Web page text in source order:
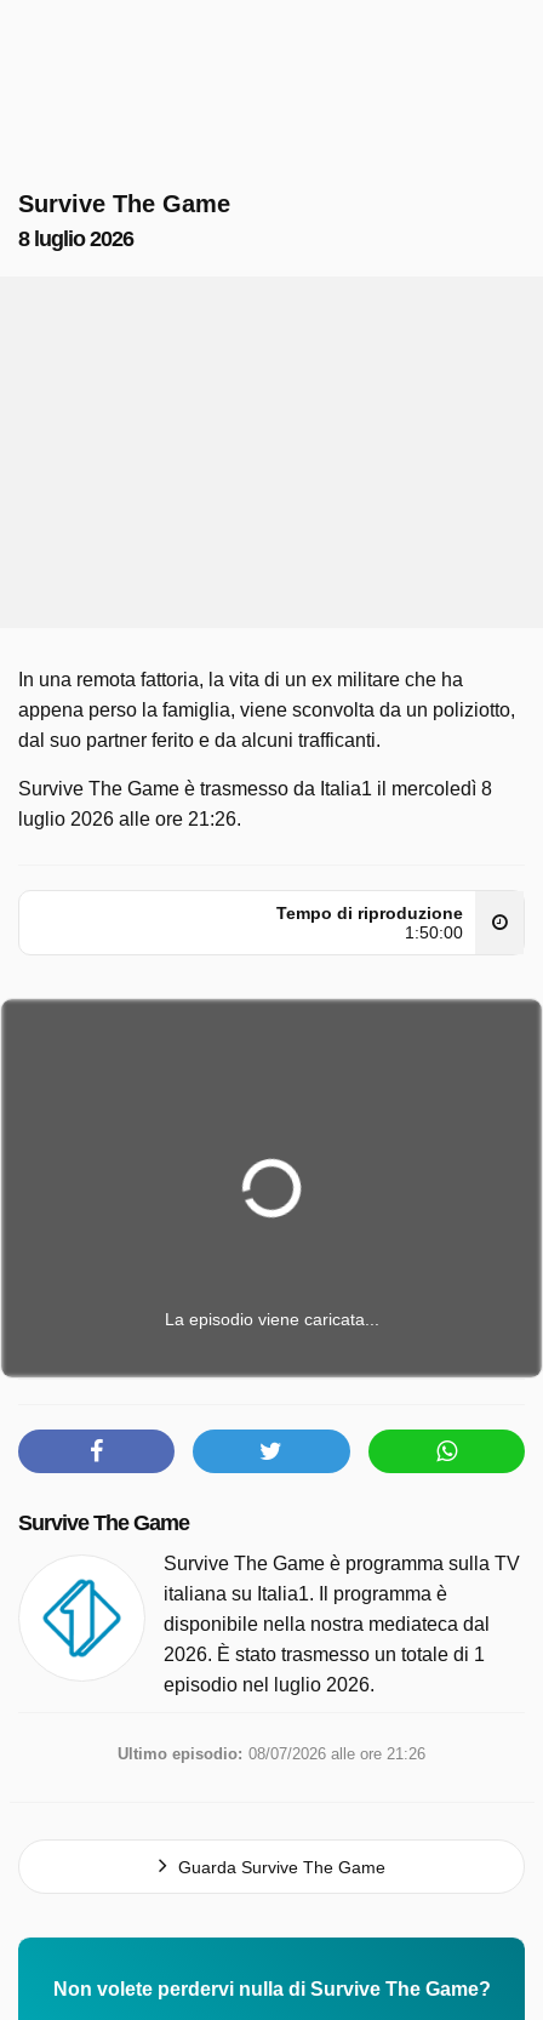
Survive The Game
8 luglio 2026
In una remota fattoria, la vita di un ex militare che ha
appena perso la famiglia, viene sconvolta da un poliziotto,
dal suo partner ferito e da alcuni trafficanti.
Survive The Game è trasmesso da Italia1 il mercoledì 8
luglio 2026 alle ore 21:26.
Tempo di riproduzione
1:50:00
La episodio viene caricata...
Survive The Game
Survive The Game è programma sulla TV
italiana su Italia1. Il programma è
disponibile nella nostra mediateca dal
2026. È stato trasmesso un totale di 1
episodio nel luglio 2026.
Ultimo episodio: 08/07/2026 alle ore 21:26
Guarda Survive The Game
Non volete perdervi nulla di Survive The Game?